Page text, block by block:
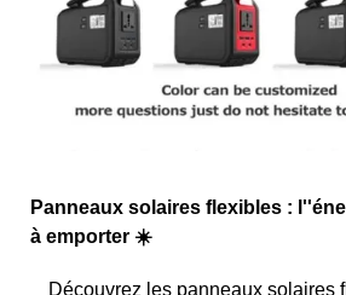
Panneaux solaires flexibles :
à emporter ☀️
Découvrez les panneaux solaires